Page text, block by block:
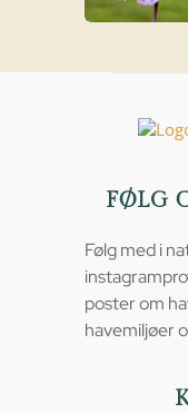
FØLG
Følg med i
poster om
havemiljøer